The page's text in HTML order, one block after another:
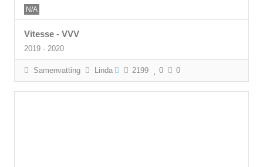
N/A
Vitesse - VVV
2019 - 2020
Samenvatting Linda 2199 0 0